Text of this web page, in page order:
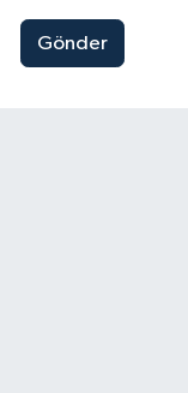
Gönder